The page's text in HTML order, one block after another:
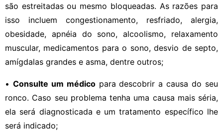
são estreitadas ou mesmo bloqueadas. As razões para
isso incluem congestionamento, resfriado, alergia,
obesidade, apnéia do sono, alcoolismo, relaxamento
muscular, medicamentos para o sono, desvio de septo,
amígdalas grandes e asma, dentre outros;
• Consulte um médicopara descobrir a causa do seu
ronco. Caso seu problema tenha uma causa mais séria,
ela será diagnosticada e um tratamento específico lhe
será indicado;